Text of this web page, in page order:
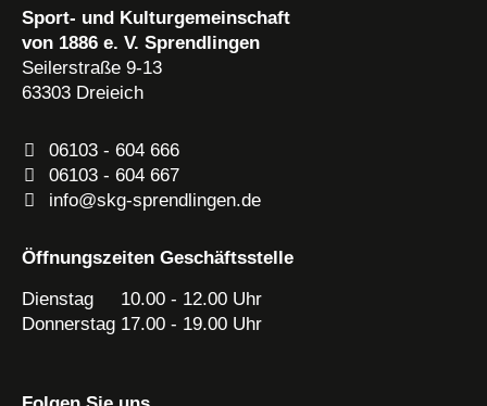
Sport- und Kulturgemeinschaft
von 1886 e. V. Sprendlingen
Seilerstraße 9-13
63303 Dreieich
06103 - 604 666
06103 - 604 667
info@skg-sprendlingen.de
Öffnungszeiten Geschäftsstelle
Dienstag 10.00 - 12.00 Uhr
Donnerstag 17.00 - 19.00 Uhr